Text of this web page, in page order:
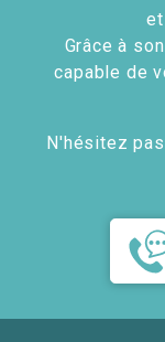
Grâce à
capable de
N'hésitez